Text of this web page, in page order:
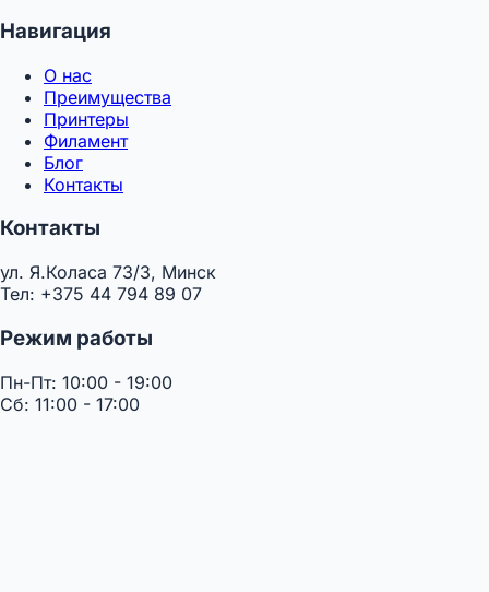
Навигация
О нас
Преимущества
Принтеры
Филамент
Блог
Контакты
Контакты
ул. Я.Коласа 73/3, Минск
Тел: +375 44 794 89 07
Режим работы
Пн-Пт: 10:00 - 19:00
Сб: 11:00 - 17:00